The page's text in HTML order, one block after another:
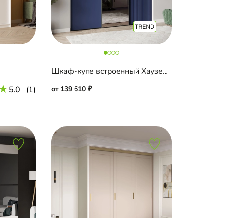
5.0 (1)
Шкаф-купе встроенный Хаузен-3-5
от 139 610